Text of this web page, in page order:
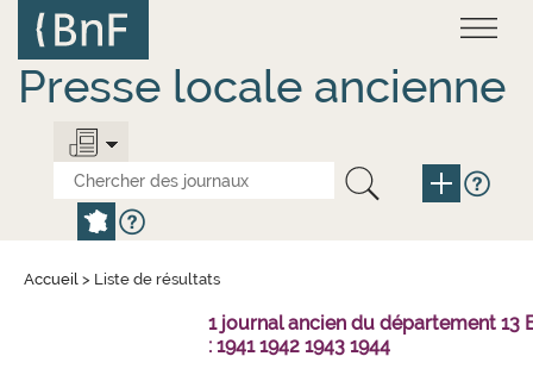
contenu
principal
Presse locale ancienne
Accueil > Liste de résultats
1 journal ancien du département
: 1941 1942 1943 1944
Panneau de gestion des cookies